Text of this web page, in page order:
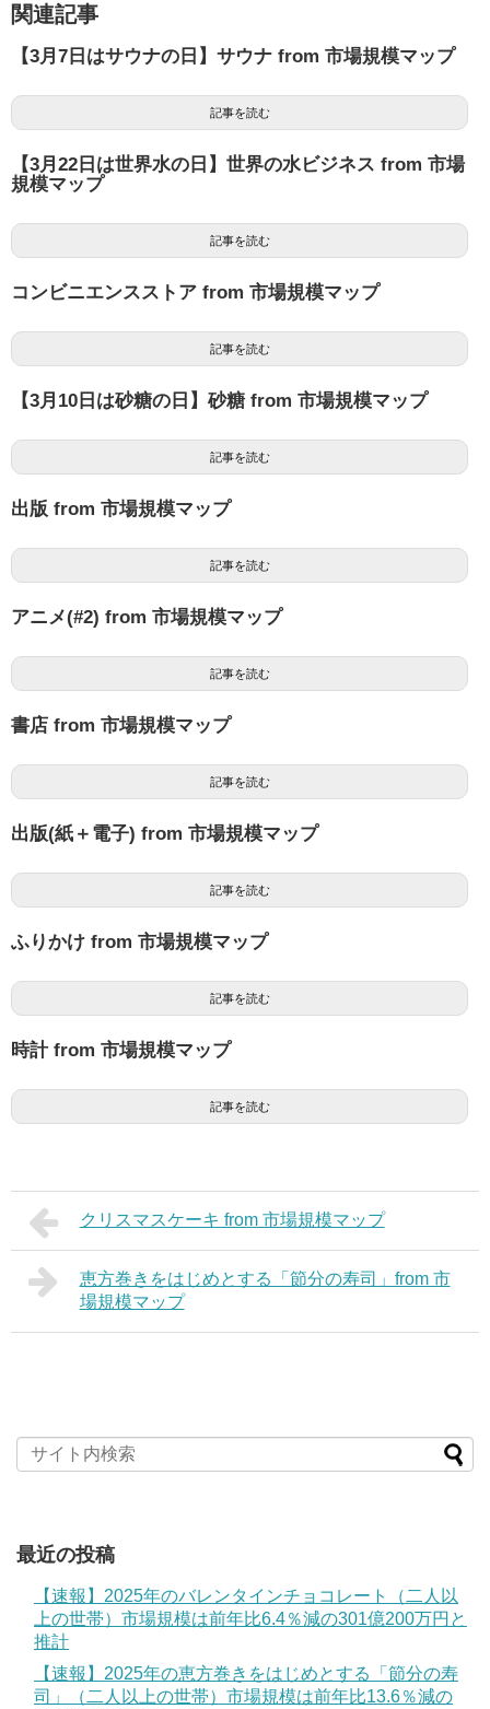
関連記事
【3月7日はサウナの日】サウナ from 市場規模マップ
記事を読む
【3月22日は世界水の日】世界の水ビジネス from 市場
規模マップ
記事を読む
コンビニエンスストア from 市場規模マップ
記事を読む
【3月10日は砂糖の日】砂糖 from 市場規模マップ
記事を読む
出版 from 市場規模マップ
記事を読む
アニメ(#2) from 市場規模マップ
記事を読む
書店 from 市場規模マップ
記事を読む
出版(紙＋電子) from 市場規模マップ
記事を読む
ふりかけ from 市場規模マップ
記事を読む
時計 from 市場規模マップ
記事を読む
クリスマスケーキ from 市場規模マップ
恵方巻きをはじめとする「節分の寿司」from 市
場規模マップ
最近の投稿
【速報】2025年のバレンタインチョコレート（二人以
上の世帯）市場規模は前年比6.4％減の301億200万円と
推計
【速報】2025年の恵方巻きをはじめとする「節分の寿
司」（二人以上の世帯）市場規模は前年比13.6％減の